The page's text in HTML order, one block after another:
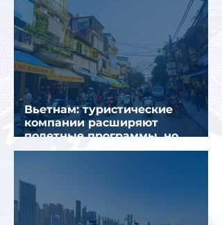
Вьетнам: туристические
компании расширяют
полетные программы, но
избегают прежних ошибок